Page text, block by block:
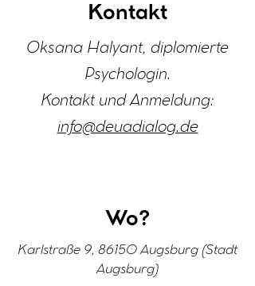
Kontakt
Oksana Halyant, diplomierte
Psychologin.
Kontakt und Anmeldung:
info@deuadialog.de
Wo?
Karlstraße 9, 86150 Augsburg (Stadt
Augsburg)